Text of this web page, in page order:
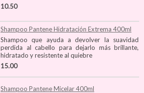
10.50
Shampoo Pantene Hidratación Extrema 400ml
Shampoo que ayuda a devolver la suavidad
perdida al cabello para dejarlo más brillante,
hidratado y resistente al quiebre
15.00
Shampoo Pantene Micelar 400ml